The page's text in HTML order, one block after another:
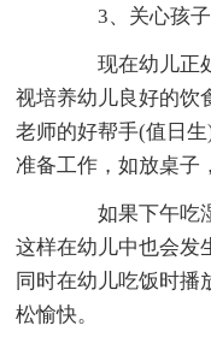
3、关心孩子
现在幼儿正处
视培养幼儿良好的饮
老师的好帮手(值日
准备工作，如放桌子
如果下午吃湿
这样在幼儿中也会发
同时在幼儿吃饭时播
松愉快。